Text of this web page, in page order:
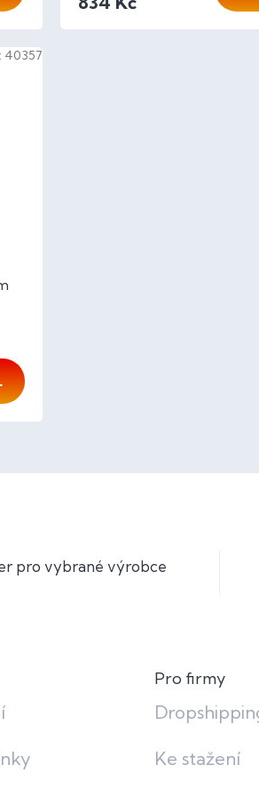
40357
v
v
p
i
u
pro vybrané výrobce
Pro firmy
Ke stažení